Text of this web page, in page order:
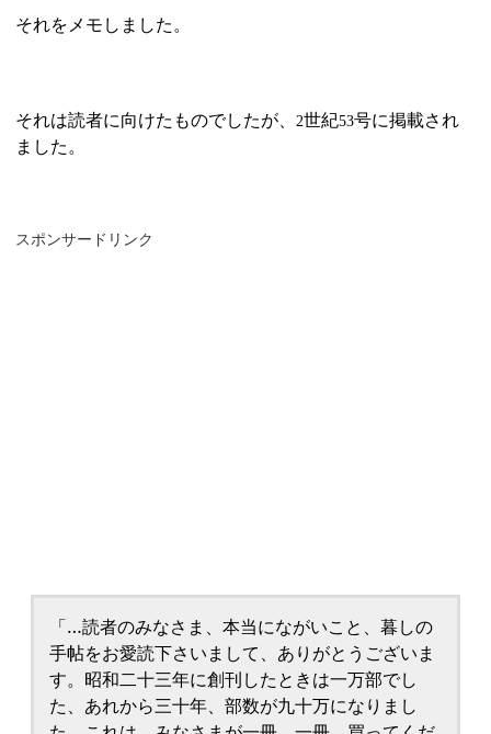
それをメモしました。
それは読者に向けたものでしたが、2世紀53号に掲載され
ました。
スポンサードリンク
「…読者のみなさま、本当にながいこと、暮しの
手帖をお愛読下さいまして、ありがとうございま
す。昭和二十三年に創刊したときは一万部でし
た、あれから三十年、部数が九十万になりまし